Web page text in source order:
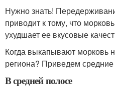
Нужно знать!
приводит к тому, что
ухудшает ее вкусовые
Когда выкапывают морковь
региона? Приведем
В средней полосе